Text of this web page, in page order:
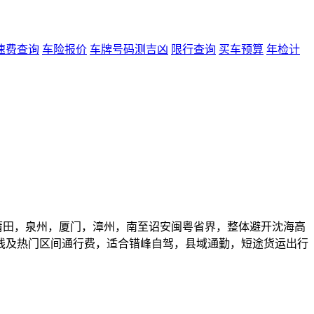
费查询 车险报价 车牌号码测吉凶 限行查询 买车预算 年检计
，泉州，厦门，漳州，南至诏安闽粤省界，整体避开沈海高
热门区间通行费，适合错峰自驾，县域通勤，短途货运出行